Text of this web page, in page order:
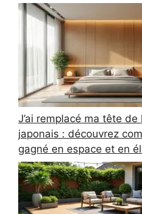
J’ai remplacé ma tête
japonais : découvrez
gagné en espace et en